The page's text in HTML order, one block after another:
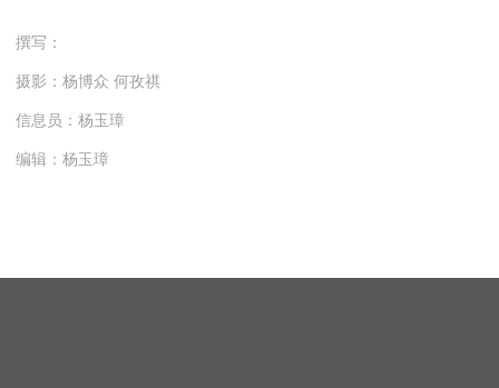
撰写：
摄影：杨博众 何孜祺
信息员：杨玉璋
编辑：杨玉璋